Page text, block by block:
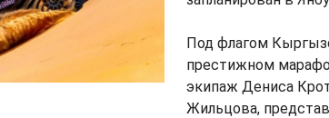
Под флагом
престижном
экипаж Дениса
Жильцова,